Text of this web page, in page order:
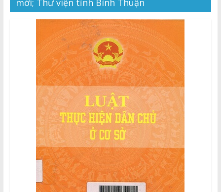
Thuận
mới; Thư viện tỉnh Bình Thuận